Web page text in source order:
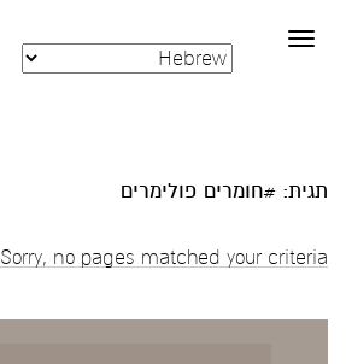
Toggle
navigation
תגית: #חומרים פולימרים
Sorry, no pages matched your criteria.